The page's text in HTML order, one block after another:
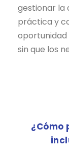
gestionar la
práctica y
sin que los
¿Cómo